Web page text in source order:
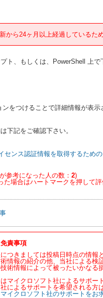
から24ヶ月以上経過しているた
ト、もしくは、PowerShell 上で
をつけることで詳細情報が表示
下記をご確認下さい。
センス認証情報を取得するため
参考になった人の数： 2)
た場合はハートマークを押して評
責事項
つきましては投稿日時点の情報
情報の紹介の他、当社による検
術情報によって被ったいかなる
マイクロソフト社によるサポー
によるサポートを希望される方
マイクロソフト社のサポートを